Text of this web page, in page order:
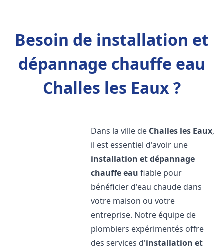
Besoin de installation et
dépannage chauffe eau
Challes les Eaux ?
Dans la ville de Challes les Eaux,
il est essentiel d'avoir une
installation et dépannage
chauffe eau fiable pour
bénéficier d'eau chaude dans
votre maison ou votre
entreprise. Notre équipe de
plombiers expérimentés offre
des services d'installation et